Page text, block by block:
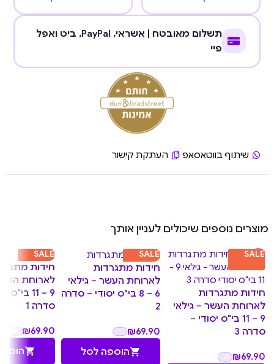
תשלום מאובטח | אשראי, PayPal, ביט ואפל
פיי
שיתוף בווטאסאפ העתקת קישור
מוצרים נוספים שיכולים לעניין אותך
SALE
חידות מתגרדות
לארוחת העשר – גילאי
9 – 11 בי"ס יסודי –
סדרה 3
₪69.90
SALE
חידות מתגרדות
לארוחת העשר – גילאי
6 – 8 בי"ס יסודי – סדרה
2
₪69.90
הוספה לסל
SALE
חידות
לארוחת
9 – 11
סדרה 1
₪69.90